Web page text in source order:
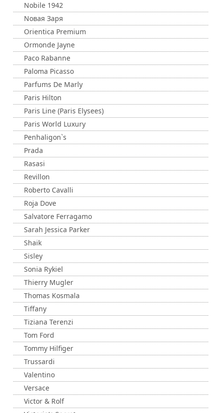
Nobile 1942
Nовая Заря
Orientica Premium
Ormonde Jayne
Paco Rabanne
Paloma Picasso
Parfums De Marly
Paris Hilton
Paris Line (Paris Elysees)
Paris World Luxury
Penhaligon`s
Prada
Rasasi
Revillon
Roberto Cavalli
Roja Dove
Salvatore Ferragamo
Sarah Jessica Parker
Shaik
Sisley
Sonia Rykiel
Thierry Mugler
Thomas Kosmala
Tiffany
Tiziana Terenzi
Tom Ford
Tommy Hilfiger
Trussardi
Valentino
Versace
Victor & Rolf